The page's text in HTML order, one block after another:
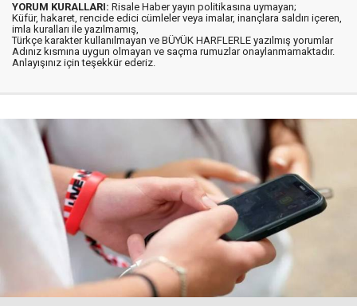
YORUM KURALLARI: Risale Haber yayın politikasına uymayan;
Küfür, hakaret, rencide edici cümleler veya imalar, inançlara saldırı içeren,
imla kuralları ile yazılmamış,
Türkçe karakter kullanılmayan ve BÜYÜK HARFLERLE yazılmış yorumlar
Adınız kısmına uygun olmayan ve saçma rumuzlar onaylanmamaktadır.
Anlayışınız için teşekkür ederiz.